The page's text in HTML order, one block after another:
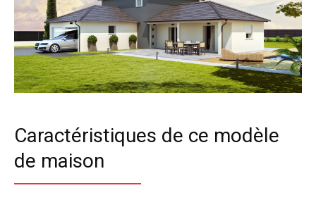
Caractéristiques de ce modèle
de maison